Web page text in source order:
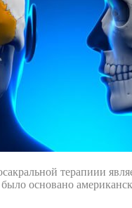
терапиии
основано